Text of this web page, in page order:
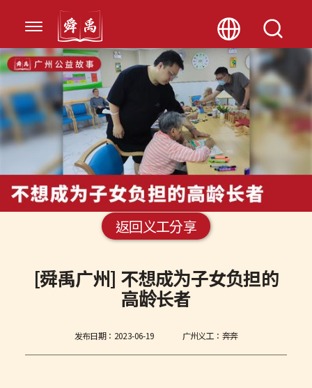
返回义工分享
[舜禹广州] 不想成为子女负担的
高龄长者
发布日期： 2023-06-19 广州义工：奔奔